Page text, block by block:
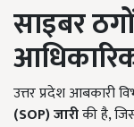
साइबर
उत्तर प्रदेश आबकारी
(SOP)जारीकी है,